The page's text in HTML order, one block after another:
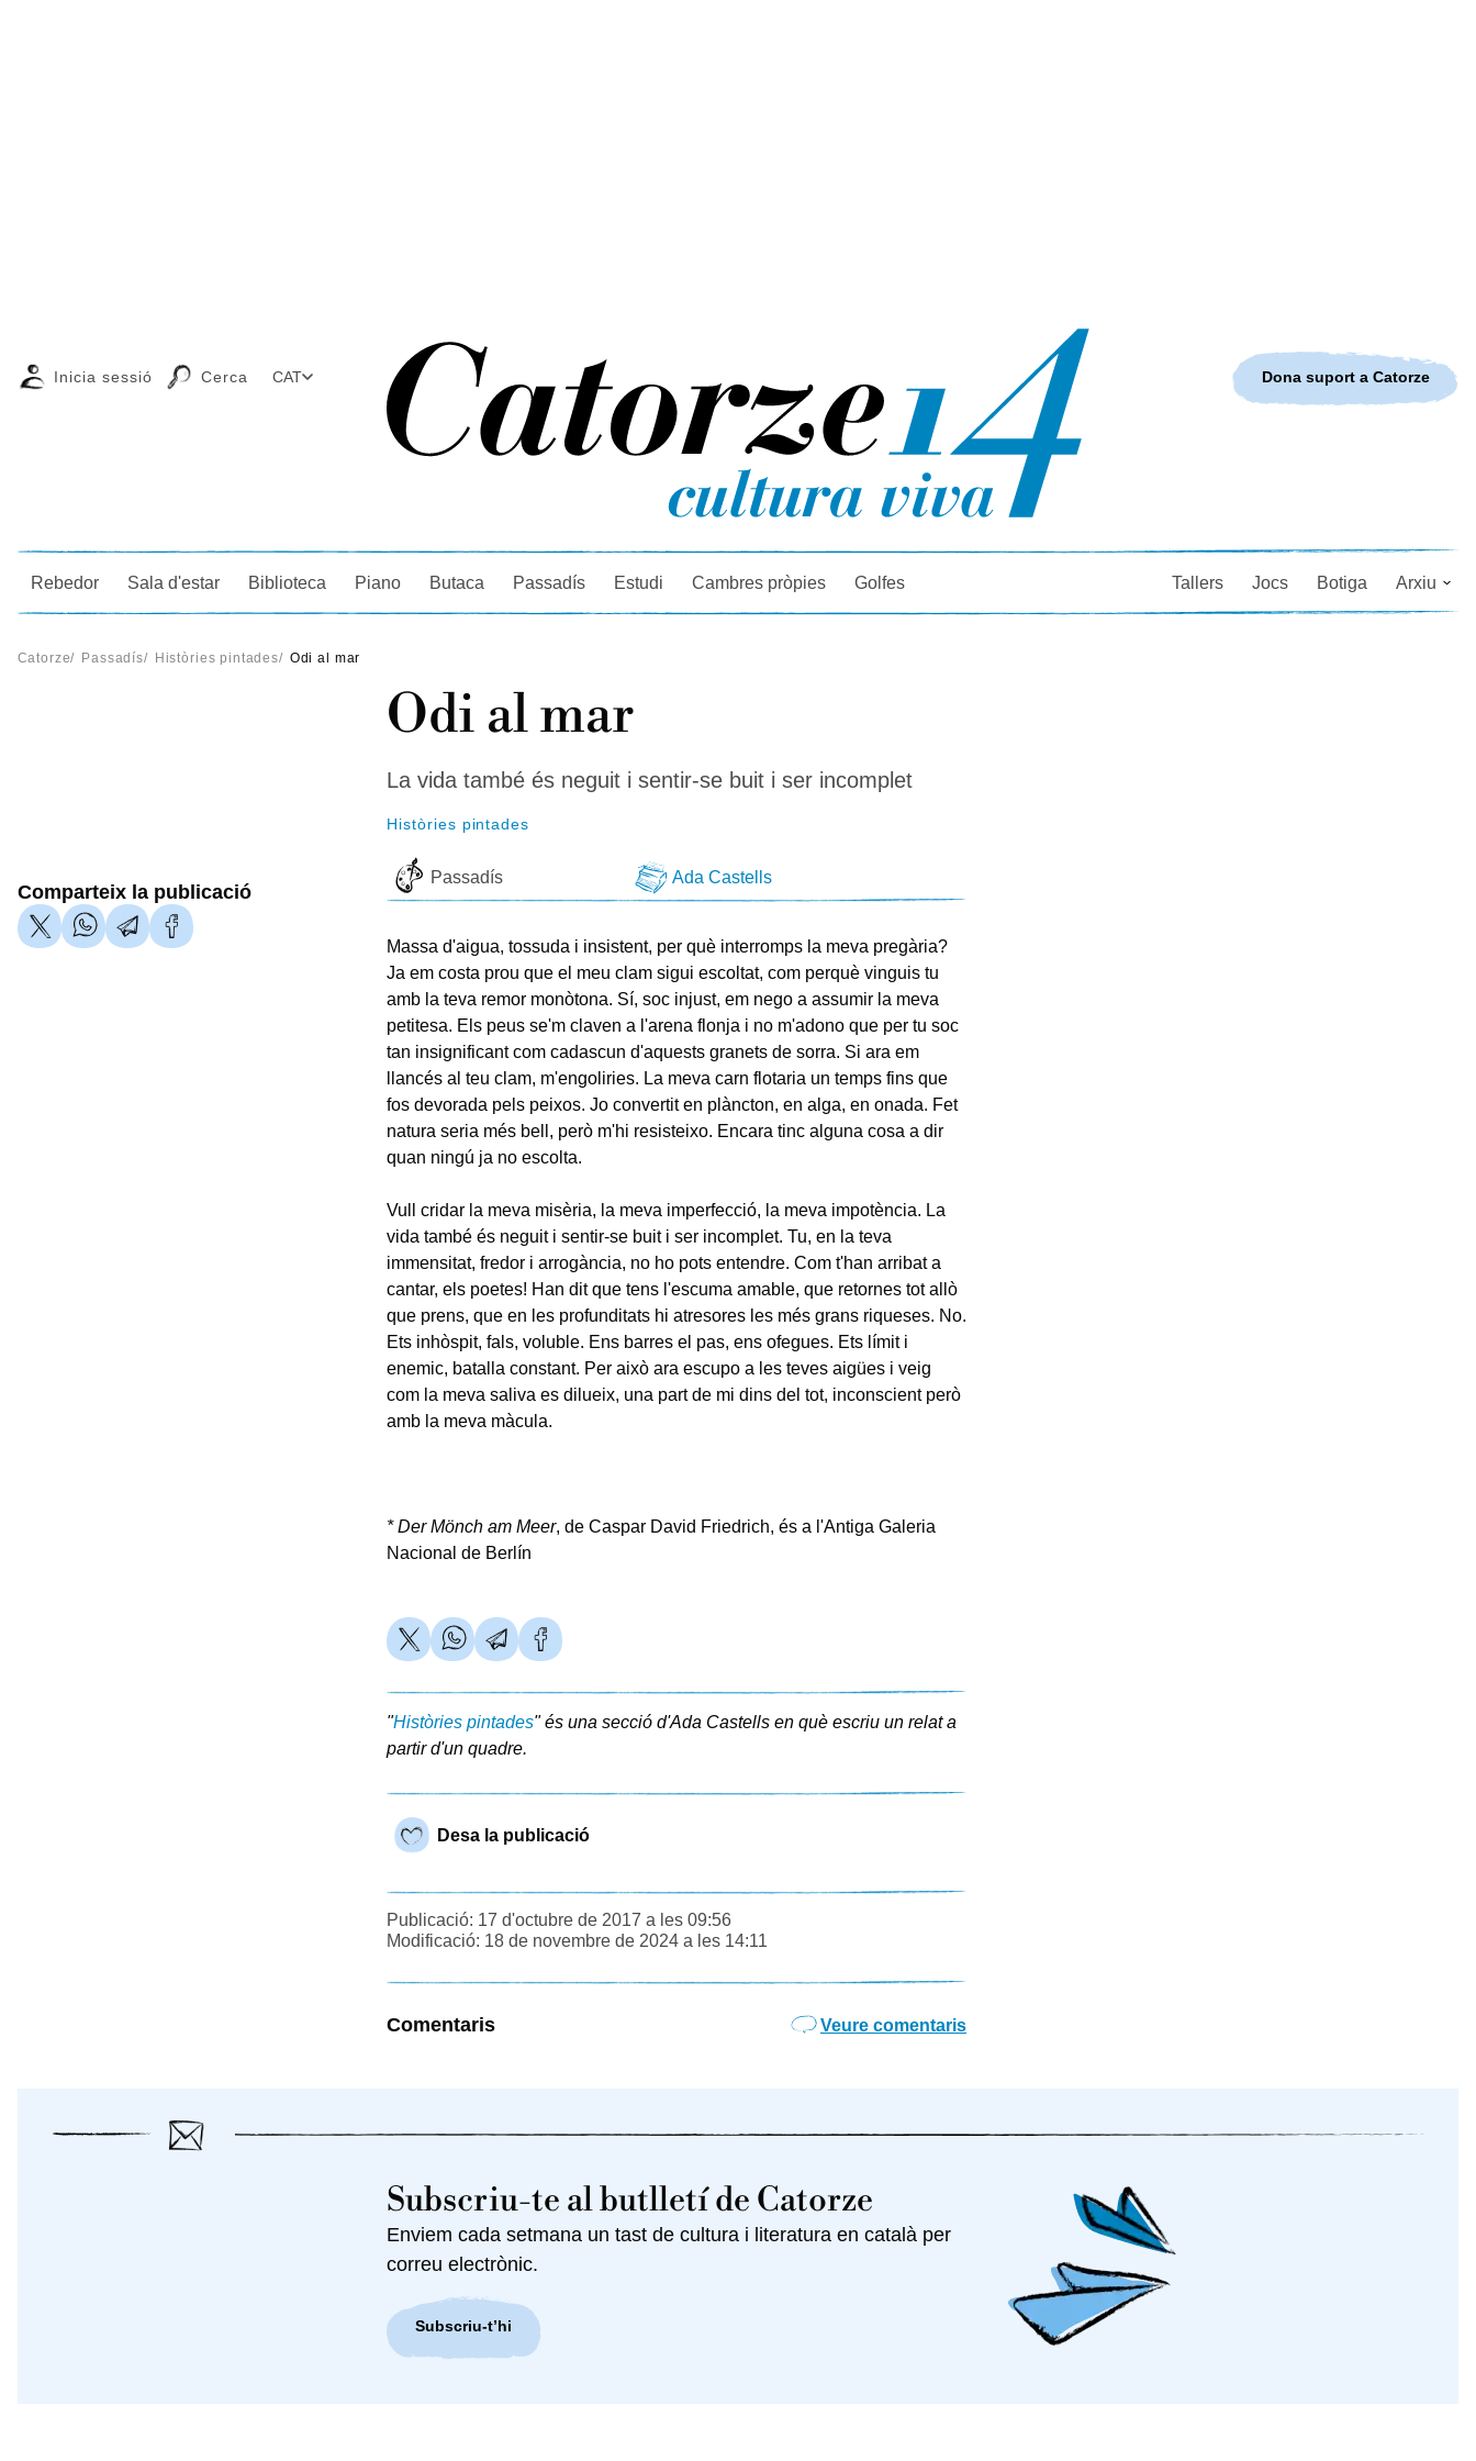
Cercador
Inicia sessió Cerca CAT
Rebedor Sala d'estar Biblioteca Piano Butaca Passadís Estudi Cambres pròpies Golfes Tallers Jocs Botiga Arxiu
Dona suport a Catorze
Catorze/ Passadís/ Històries pintades/ Odi al mar
Odi al mar
La vida també és neguit i sentir-se buit i ser incomplet
Històries pintades
Passadís Ada Castells
Comparteix la publicació
Massa d'aigua, tossuda i insistent, per què interromps la meva pregària?
Ja em costa prou que el meu clam sigui escoltat, com perquè vinguis tu
amb la teva remor monòtona. Sí, soc injust, em nego a assumir la meva
petitesa. Els peus se'm claven a l'arena flonja i no m'adono que per tu soc
tan insignificant com cadascun d'aquests granets de sorra. Si ara em
llancés al teu clam, m'engoliries. La meva carn flotaria un temps fins que
fos devorada pels peixos. Jo convertit en plàncton, en alga, en onada. Fet
natura seria més bell, però m'hi resisteixo. Encara tinc alguna cosa a dir
quan ningú ja no escolta.
Vull cridar la meva misèria, la meva imperfecció, la meva impotència. La
vida també és neguit i sentir-se buit i ser incomplet. Tu, en la teva
immensitat, fredor i arrogància, no ho pots entendre. Com t'han arribat a
cantar, els poetes! Han dit que tens l'escuma amable, que retornes tot allò
que prens, que en les profunditats hi atresores les més grans riqueses. No.
Ets inhòspit, fals, voluble. Ens barres el pas, ens ofegues. Ets límit i
enemic, batalla constant. Per això ara escupo a les teves aigües i veig
com la meva saliva es dilueix, una part de mi dins del tot, inconscient però
amb la meva màcula.
* Der Mönch am Meer, de Caspar David Friedrich, és a l'Antiga Galeria
Nacional de Berlín
"Històries pintades" és una secció d'Ada Castells en què escriu un relat a
partir d'un quadre.
Desa la publicació
Publicació: 17 d'octubre de 2017 a les 09:56
Modificació: 18 de novembre de 2024 a les 14:11
Comentaris Veure comentaris
Subscriu-te al butlletí de Catorze
Enviem cada setmana un tast de cultura i literatura en català per
correu electrònic.
Subscriu-t’hi